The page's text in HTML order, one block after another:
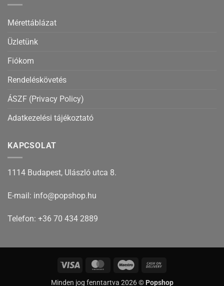
Mérettáblázat
Üzletünk
Fiókom
Rendeléskövetés
ÁSZF (Privacy Policy)
Adatkezelési tájékoztató
KAPCSOLAT
1114 Budapest, Ulászló utca 8.
E-mail: info@popshop.hu
Telefon: +36 70 434 2889
Visa MasterCardMaestro
Minden jog fenntartva 2026 © Popshop